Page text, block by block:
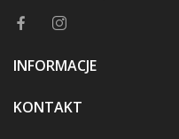
INFORMACJE
KONTAKT